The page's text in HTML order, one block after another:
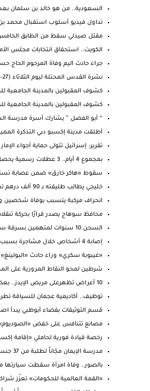
السعودية.. من هو خالد بن سلمان بعد
تداول فيديو أسلوب استقبال محمد
مقتل صيدلي سقط من الطابق الخامس
الكويت.. استحقاق انتخابات مجلس
جراء حادث اليم وفاة المرحوم الحاج
نشرة القدس المحتلة ليوم الثلاثاء (27-9-2022) راسم ...
كشوف المقبولين بالمدينة الجامعية
كشوف المقبولين بالمدينة الجامعية
“ أبو الفضل ” يشارك أسرة مدرسة
أطلقت مدينة إكسبو دبي التذكرة
تقرير: إسرائيل تتولى حماية أجواء
بمجموع 4 أيام.. 3 عطلات رسمية يحصل عليها موظفو "ال...
سقوط «هاكر خارق» ضمن عصابة
خليجي يطالب طليقته بـ 90 ألف درهم تعويضاً
انحراف مركبة يتسبب بوفاة شخصين
محافظ سوهاج يصدر قرارًا بحركة
السجن 10 سنوات لمتهمين بسرقة سائق توك توك بالإكراه...
إصابة 4 أشخاص خلال مشاجرة بسبب خلافات الجيرة فى جز...
«غيبوبة سكري» وراء حادث «البولينغ»
شرطين لمحو النقاط المرورية على
10 أعراض تظهرعلى مريض الإيدز.. بعضها شائع الحدوث
توظيف.. أكاديمية عجمان للسياقة
قسم التوثيقات بقضاء أبوظبي يبدأ
مصانع تتنافس على خفض
رخصة قيادة فورية لحاملي «إقامة
مدرسة الإيمان مجّاناً لطلبة من 37 جنسيّة
بالصور.. وفاة امرأة سقطت سيارتها من
«القمة العالمية للحكومات» تعزّز